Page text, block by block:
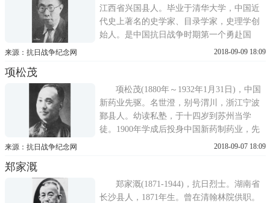
到故乡。日寇要他出任维持会长，他宁...
江西省兴国县人。毕业于清华大学，中国近
代史上著名的史学家、目录学家，史理学创
始人。是中国抗日战争时期第一个勇赴国
难、壮烈殉国的教授。其一生勤勉刻苦，著
部。抗日战争期间任江西中正大学教授，组
织师生战地服务团，亲赴前线，19...
来源：抗日战争纪念网 2018-09-09 18:09
项松茂
项松茂(1880年～1932年1月31日)，中国
新药业先驱。名世澄，别号渭川，浙江宁波
鄞县人。幼读私塾，于十四岁到苏州当学
徒。1900年学成后投身中国新药制药业，先
后在上海中英药房、汉口中英药房分店，汉
本、欧美考察学习，引进制药先进技术。至
1929年，项的企业横跨众多工商业领...
来源：抗日战争纪念网 2018-09-07 18:09
郑家溉
郑家溉(1871-1944)，抗日烈士。湖南省
长沙县人，1871年生。曾在清翰林院供职。